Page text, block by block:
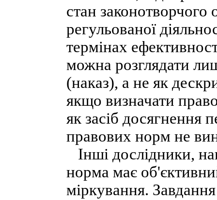
стан законотворчого
регульованої
термінах
можна розглядати
(наказ), а не як
якщо визначати
як засіб досягнення
правових норм не
Інші дослідники,
норма має
міркування.